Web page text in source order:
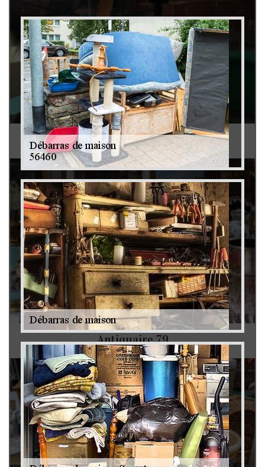
Débarras de grenier et cave 79
Antiquaire 79